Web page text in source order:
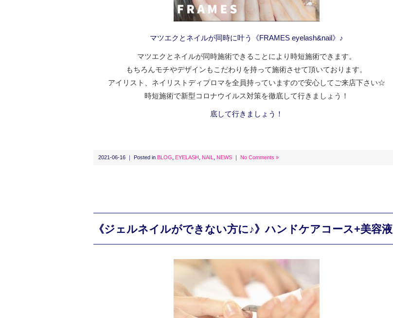
マツエクとネイルが同時に叶う《FRAMES eyelash&nail》♪
マツエクとネイルが同時施術できることにより時短施術できます。
もちろんモチやデザインもこだわりを持って施術させて頂いております。
アイリスト、ネイリストディプロマを全員持っていますので安心してご来店下さい☆
時短施術で新型コロナウイルス対策を徹底して行きましょう！
底して行きましょう！
2021-06-16 ｜ Posted in BLOG EYELASH NAIL NEWS ｜ No Comments »
《ジェルネイルができない方に♪》ハンドケアコース+美容液